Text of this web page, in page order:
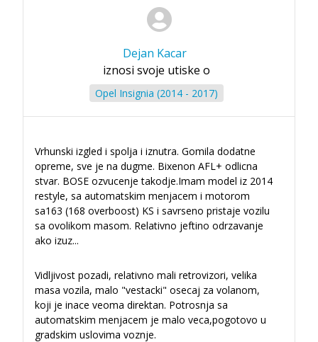
Dejan Kacar
iznosi svoje utiske o
Opel Insignia (2014 - 2017)
Vrhunski izgled i spolja i iznutra. Gomila dodatne
opreme, sve je na dugme. Bixenon AFL+ odlicna
stvar. BOSE ozvucenje takodje.Imam model iz 2014
restyle, sa automatskim menjacem i motorom
sa163 (168 overboost) KS i savrseno pristaje vozilu
sa ovolikom masom. Relativno jeftino odrzavanje
ako izuz...
Vidljivost pozadi, relativno mali retrovizori, velika
masa vozila, malo "vestacki" osecaj za volanom,
koji je inace veoma direktan. Potrosnja sa
automatskim menjacem je malo veca,pogotovo u
gradskim uslovima voznje.